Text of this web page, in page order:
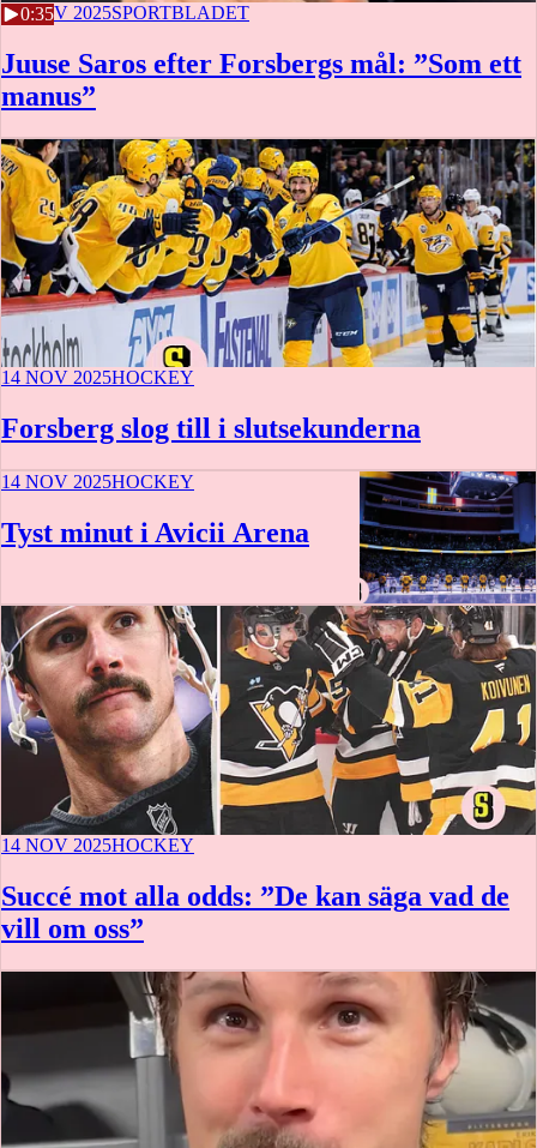
0:35
14 NOV 2025SPORTBLADET
Juuse Saros efter Forsbergs mål: ”Som ett
manus”
14 NOV 2025HOCKEY
Forsberg slog till i slutsekunderna
14 NOV 2025HOCKEY
Tyst minut i Avicii Arena
14 NOV 2025HOCKEY
Succé mot alla odds: ”De kan säga vad de
vill om oss”